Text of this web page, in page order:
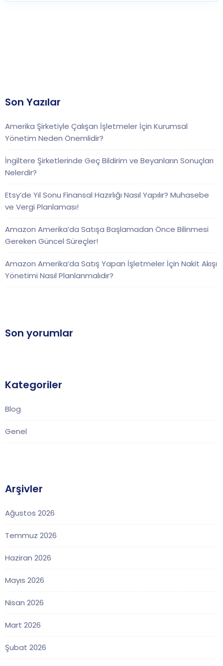
Son Yazılar
Amerika Şirketiyle Çalışan İşletmeler İçin Kurumsal
Yönetim Neden Önemlidir?
İngiltere Şirketlerinde Geç Bildirim ve Beyanların Sonuçları
Nelerdir?
Etsy’de Yıl Sonu Finansal Hazırlığı Nasıl Yapılır? Muhasebe
ve Vergi Planlaması!
Amazon Amerika’da Satışa Başlamadan Önce Bilinmesi
Gereken Güncel Süreçler!
Amazon Amerika’da Satış Yapan İşletmeler İçin Nakit Akışı
Yönetimi Nasıl Planlanmalıdır?
Son yorumlar
Kategoriler
Blog
Genel
Arşivler
Ağustos 2026
Temmuz 2026
Haziran 2026
Mayıs 2026
Nisan 2026
Mart 2026
Şubat 2026